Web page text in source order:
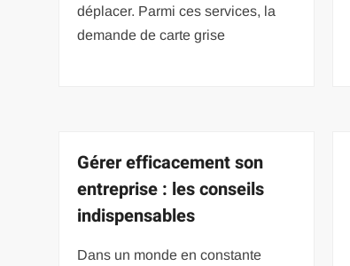
déplacer. Parmi ces services, la
demande de carte grise
Gérer efficacement son
entreprise : les conseils
indispensables
Dans un monde en constante